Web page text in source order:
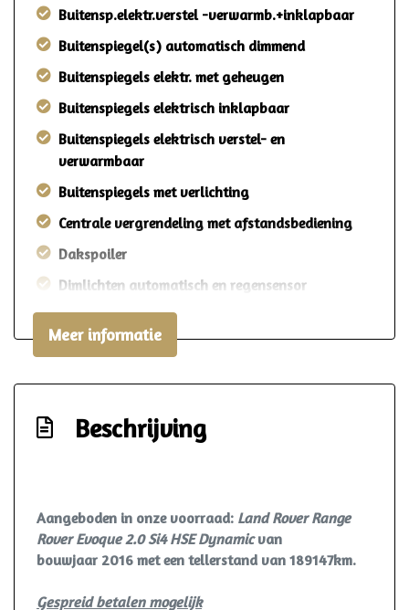
Buitensp.elektr.verstel -verwarmb.+inklapbaar
Buitenspiegel(s) automatisch dimmend
Buitenspiegels elektr. met geheugen
Buitenspiegels elektrisch inklapbaar
Buitenspiegels elektrisch verstel- en
verwarmbaar
Buitenspiegels met verlichting
Centrale vergrendeling met afstandsbediening
Dakspoiler
Dimlichten automatisch en regensensor
Elektrisch bedienbare achterklep
Extra getint glas achter
Koplampreiniging
Led koplampen
Led koplampen adaptief
Lichtmetalen velgen 20"
Meer informatie
Beschrijving
Aangeboden in onze voorraad: Land Rover Range
Rover Evoque 2.0 Si4 HSE Dynamicvan
bouwjaar 2016 met een tellerstand van 189147km.
Gespreid betalen mogelijk